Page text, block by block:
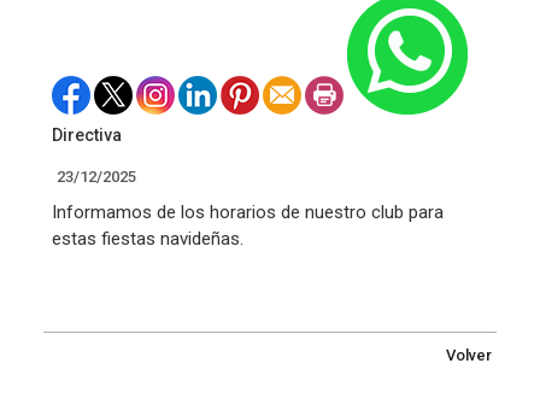
Directiva
23/12/2025
Informamos de los horarios de nuestro club para
estas fiestas navideñas.
Volver